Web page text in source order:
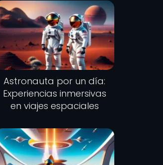
Astronauta por un día:
Experiencias inmersivas
en viajes espaciales